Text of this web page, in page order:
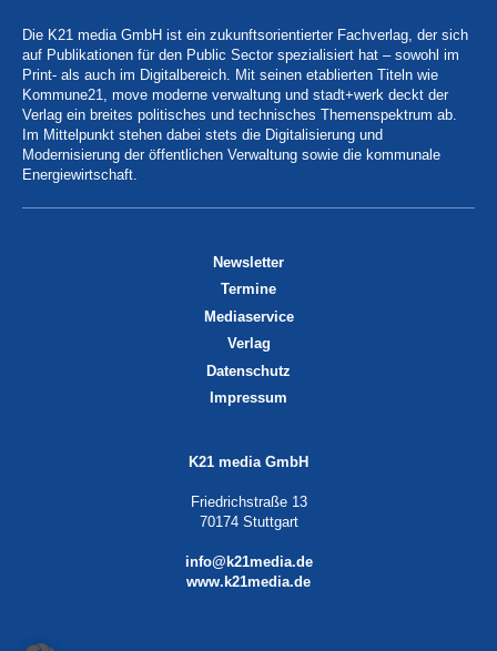
Die K21 media GmbH ist ein zukunftsorientierter Fachverlag, der sich
auf Publikationen für den Public Sector spezialisiert hat – sowohl im
Print- als auch im Digitalbereich. Mit seinen etablierten Titeln wie
Kommune21, move moderne verwaltung und stadt+werk deckt der
Verlag ein breites politisches und technisches Themenspektrum ab.
Im Mittelpunkt stehen dabei stets die Digitalisierung und
Modernisierung der öffentlichen Verwaltung sowie die kommunale
Energiewirtschaft.
Newsletter
Termine
Mediaservice
Verlag
Datenschutz
Impressum
K21 media GmbH
Friedrichstraße 13
70174 Stuttgart
info@k21media.de
www.k21media.de